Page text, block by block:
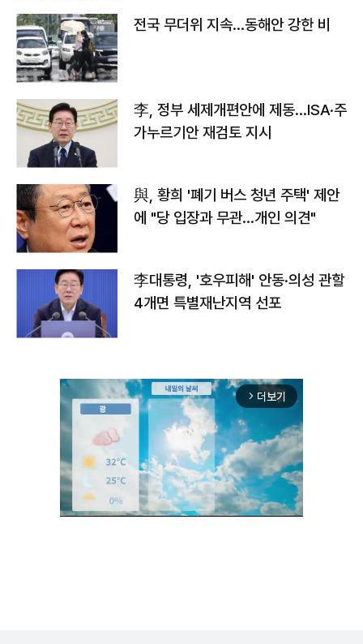
전국 무더위 지속…동해안 강한 비
李, 정부 세제개편안에 제동…ISA·주
가누르기안 재검토 지시
與, 황희 '폐기 버스 청년 주택' 제안
에 "당 입장과 무관…개인 의견"
李대통령, '호우피해' 안동·의성 관할
4개면 특별재난지역 선포
arrow_forward_ios 더보기